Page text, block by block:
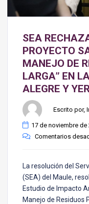
SEA
PROYECTO
MANEJO DE
LARGA” EN
ALEGRE Y
Escrito por,
17 de noviembre de
Comentarios
La resolución del
(SEA) del Maule,
Estudio de Impacto
Manejo de Residuos